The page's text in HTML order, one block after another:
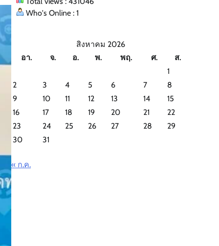
Who's Online : 1
สิงหาคม 2026
อา.
จ. อ. พ. พฤ. ศ.
ส.
1
2
3 4 5 6 7
8
9
10 11 12 13 14
15
16
17 18 19 20 21
22
23
24 25 26 27 28
29
30
31
« ก.ค.